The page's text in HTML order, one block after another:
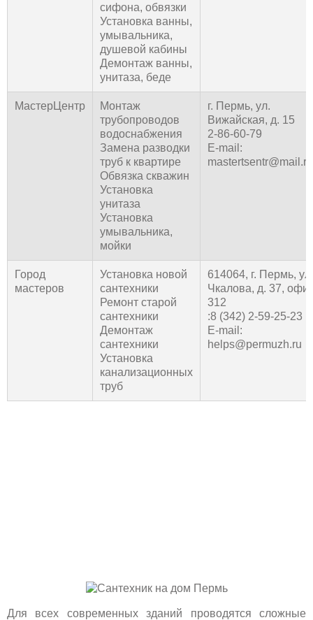
сифона, обвязки
Установка ванны,
умывальника,
душевой кабины
Демонтаж ванны,
унитаза, беде
МастерЦентр
Монтаж
трубопроводов
водоснабжения
Замена разводки
труб к квартире
Обвязка скважин
Установка
унитаза
Установка
умывальника,
мойки
г. Пермь, ул.
Вижайская, д. 15
2-86-60-79
E-mail:
mastertsentr@mail.ru
Город
мастеров
Установка новой
сантехники
Ремонт старой
сантехники
Демонтаж
сантехники
Установка
канализационных
труб
614064, г. Пермь, ул.
Чкалова, д. 37,
312
:8 (342) 2-59-25-23
E-mail:
helps@permuzh.ru
Для всех современных зданий проводятся сложные